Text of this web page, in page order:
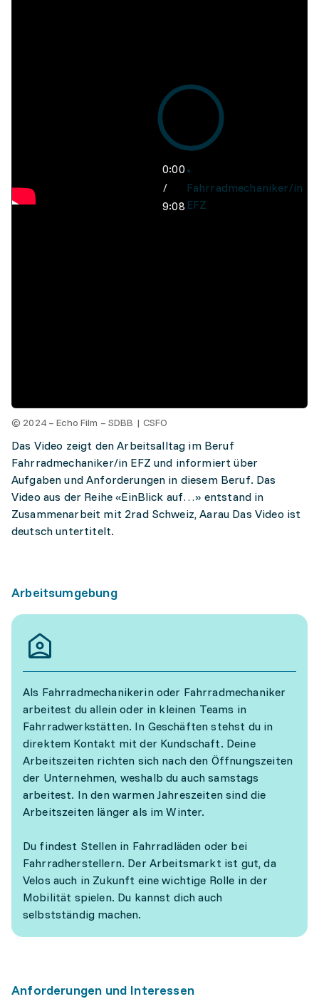
0:00
/
9:08
Fahrradmechaniker/in
EFZ
© 2024 – Echo Film – SDBB | CSFO
Das Video zeigt den Arbeitsalltag im Beruf
Fahrradmechaniker/in EFZ und informiert über
Aufgaben und Anforderungen in diesem Beruf. Das
Video aus der Reihe «EinBlick auf…» entstand in
Zusammenarbeit mit 2rad Schweiz, Aarau Das Video ist
deutsch untertitelt.
Arbeitsumgebung
Als Fahrradmechanikerin oder Fahrradmechaniker
arbeitest du allein oder in kleinen Teams in
Fahrradwerkstätten. In Geschäften stehst du in
direktem Kontakt mit der Kundschaft. Deine
Arbeitszeiten richten sich nach den Öffnungszeiten
der Unternehmen, weshalb du auch samstags
arbeitest. In den warmen Jahreszeiten sind die
Arbeitszeiten länger als im Winter.
Du findest Stellen in Fahrradläden oder bei
Fahrradherstellern. Der Arbeitsmarkt ist gut, da
Velos auch in Zukunft eine wichtige Rolle in der
Mobilität spielen. Du kannst dich auch
selbstständig machen.
Anforderungen und Interessen